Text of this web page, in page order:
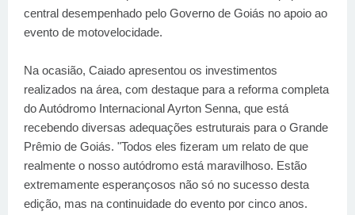
central desempenhado pelo Governo de Goiás no apoio ao
evento de motovelocidade.
Na ocasião, Caiado apresentou os investimentos
realizados na área, com destaque para a reforma completa
do Autódromo Internacional Ayrton Senna, que está
recebendo diversas adequações estruturais para o Grande
Prêmio de Goiás. "Todos eles fizeram um relato de que
realmente o nosso autódromo está maravilhoso. Estão
extremamente esperançosos não só no sucesso desta
edição, mas na continuidade do evento por cinco anos.